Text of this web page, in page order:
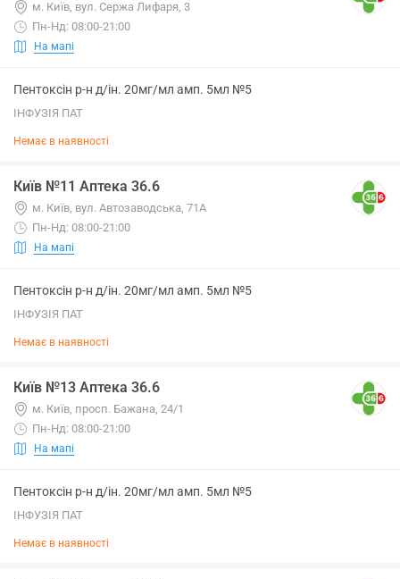
м. Київ, вул. Сержа Лифаря, 3
Пн-Нд: 08:00-21:00
На мапі
Пентоксін р-н д/ін. 20мг/мл амп. 5мл №5
ІНФУЗІЯ ПАТ
Немає в наявності
Київ №11 Аптека 36.6
м. Київ, вул. Автозаводська, 71А
Пн-Нд: 08:00-21:00
На мапі
Пентоксін р-н д/ін. 20мг/мл амп. 5мл №5
ІНФУЗІЯ ПАТ
Немає в наявності
Київ №13 Аптека 36.6
м. Київ, просп. Бажана, 24/1
Пн-Нд: 08:00-21:00
На мапі
Пентоксін р-н д/ін. 20мг/мл амп. 5мл №5
ІНФУЗІЯ ПАТ
Немає в наявності